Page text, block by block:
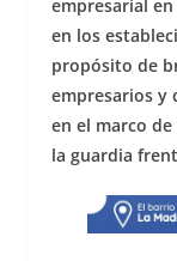
b
o
o
k
A
p
p
empresarial
en los
propósito de
empresarios y
en el marco
la guardia